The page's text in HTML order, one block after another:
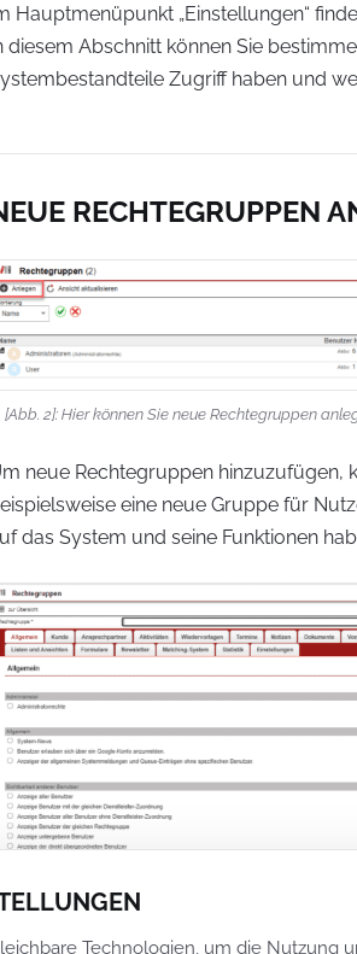
Hauptmenüpunkt „Einstellungen“
diesem Abschnitt können Sie
Zugriff haben und
RECHTEGRUPPEN
[Abb. 2]: Hier können Sie neue Rechtegruppen
neue Rechtegruppen hinzuzufügen,
eine neue Gruppe für
das System und seine Funktionen
Technologien, um die Nutzung